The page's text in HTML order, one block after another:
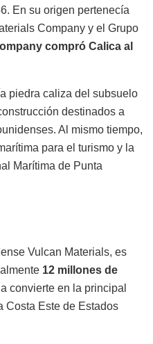
En su origen pertenecía
Company y el Grupo
compró Calica al
piedra caliza del subsuelo
destinados a
Al mismo tiempo,
para el turismo y la
Marítima de Punta
Vulcan Materials, es
12 millones de
convierte en la principal
Costa Este de Estados